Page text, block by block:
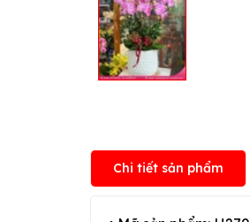
Chi tiết sản phẩm